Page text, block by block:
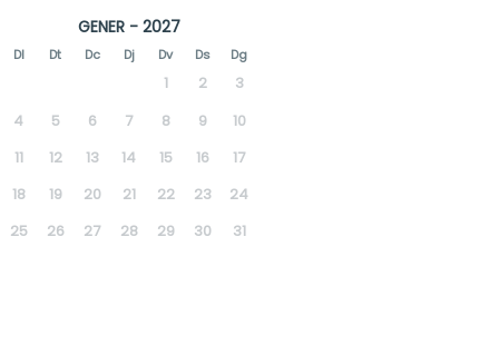
GENER - 2027
Dl Dt Dc Dj Dv Ds Dg
1 2
3
4
5 6 7 8 9
10
11
12 13 14 15 16
17
18
19 20 21 22 23
24
25
26 27 28 29 30 31